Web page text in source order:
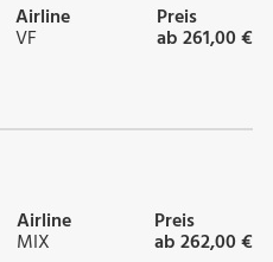
Airline
VF
Preis
ab 261,00 €
Airline
MIX
Preis
ab 262,00 €